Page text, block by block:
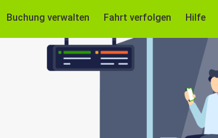
Buchung verwalten Fahrt verfolgen Hilfe